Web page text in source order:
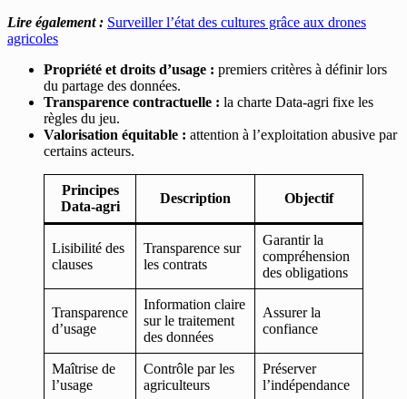
Lire également : Surveiller l’état des cultures grâce aux drones
agricoles
Propriété et droits d’usage : premiers critères à définir lors
du partage des données.
Transparence contractuelle : la charte Data-agri fixe les
règles du jeu.
Valorisation équitable : attention à l’exploitation abusive par
certains acteurs.
Principes
Data-agri
Description Objectif
Lisibilité des
clauses
Transparence sur
les contrats
Garantir la
compréhension
des obligations
Transparence
d’usage
Information claire
sur le traitement
des données
Assurer la
confiance
Maîtrise de
l’usage
Contrôle par les
agriculteurs
Préserver
l’indépendance